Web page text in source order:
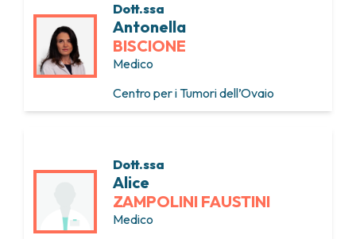
Dott.ssa
Antonella
BISCIONE
Medico
Centro per i Tumori dell’Ovaio
Dott.ssa
Alice
ZAMPOLINI FAUSTINI
Medico